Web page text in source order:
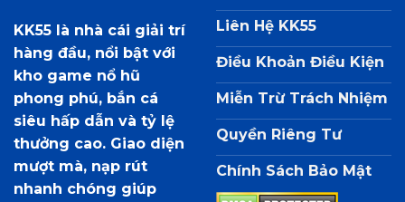
KK55 là nhà cái giải trí
hàng đầu, nổi bật với
kho game nổ hũ
phong phú, bắn cá
siêu hấp dẫn và tỷ lệ
thưởng cao. Giao diện
mượt mà, nạp rút
nhanh chóng giúp
Liên Hệ KK55
Điều Khoản Điều Kiện
Miễn Trừ Trách Nhiệm
Quyền Riêng Tư
Chính Sách Bảo Mật